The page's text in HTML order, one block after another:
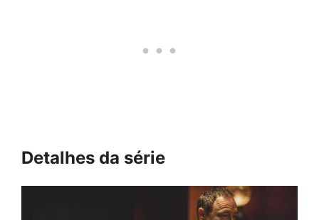
Detalhes da série